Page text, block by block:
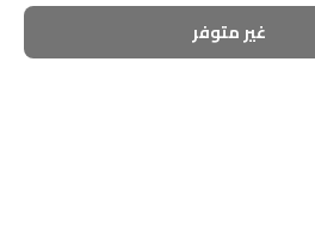
غير متوفر